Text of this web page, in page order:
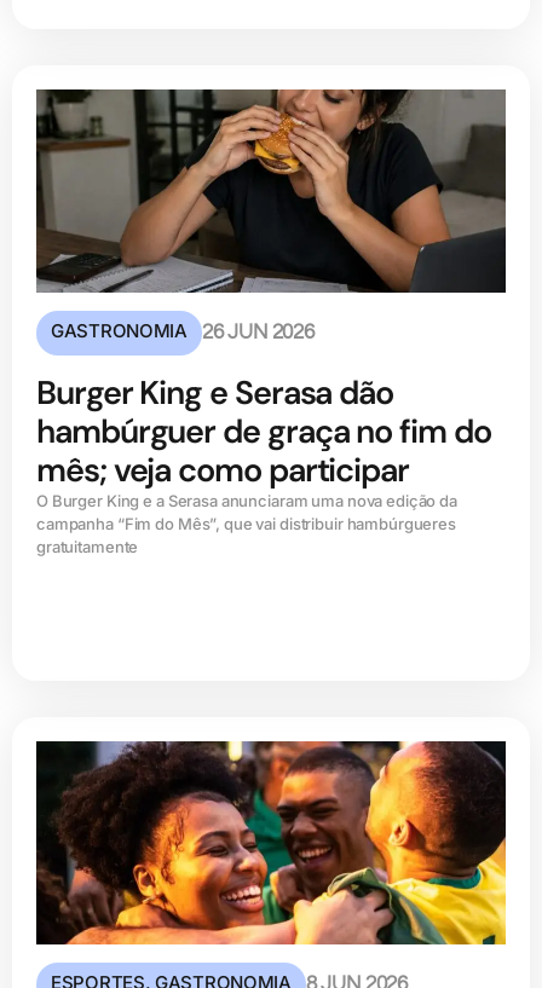
GASTRONOMIA 26 JUN 2026
Burger King e Serasa dão
hambúrguer de graça no fim do
mês; veja como participar
O Burger King e a Serasa anunciaram uma nova edição da
campanha “Fim do Mês”, que vai distribuir hambúrgueres
gratuitamente
ESPORTES,GASTRONOMIA